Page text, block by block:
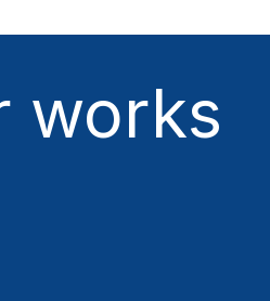
works